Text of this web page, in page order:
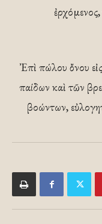
Ἐπὶ πώλου ὄνου
παίδων καὶ τῶν
βοώντων,